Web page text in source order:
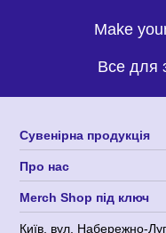
Make
Все для
Сувенірна продукція
Про нас
Merch Shop під ключ
Київ, вул. Набережно-